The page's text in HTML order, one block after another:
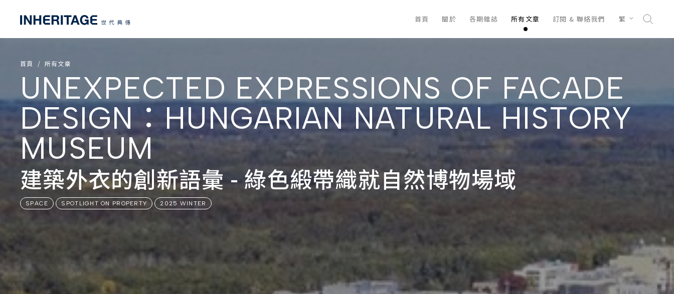
首頁 關於 各期雜誌 所有文章 訂閱 & 聯絡我們 繁
首頁 所有文章
UNEXPECTED EXPRESSIONS OF FACADE
DESIGN：HUNGARIAN NATURAL HISTORY
MUSEUM
建築外衣的創新語彙 - 綠色緞帶織就自然博物場域
SPACE SPOTLIGHT ON PROPERTY 2025 WINTER